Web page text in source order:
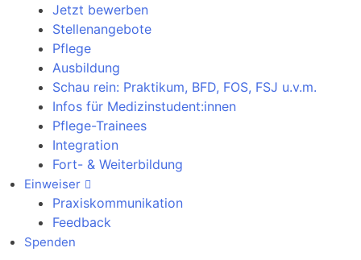
Jetzt bewerben
Stellenangebote
Pflege
Ausbildung
Schau rein: Praktikum, BFD, FOS, FSJ u.v.m.
Infos für Medizinstudent:innen
Pflege-Trainees
Integration
Fort- & Weiterbildung
Einweiser
Praxiskommunikation
Feedback
Spenden